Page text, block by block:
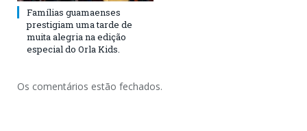
Famílias guamaenses
prestigiam uma tarde de
muita alegria na edição
especial do Orla Kids.
Os comentários estão fechados.